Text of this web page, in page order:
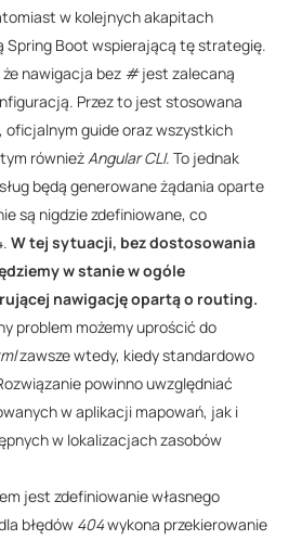
content=
type= "image/x-icon"
app-root>
javascript" src=
w kolejnych akapitach
Spring Boot wspierającą tę strategię.
nawigacja bez #jest zalecaną
Przez to jest stosowana
guide oraz wszystkich
również Angular CLI. To jednak
będą generowane żądania oparte
są nigdzie zdefiniowane, co
W tej sytuacji, bez dostosowania
w stanie w ogóle
nawigację opartą o routing.
problem możemy uprościć do
zawsze wtedy, kiedy standardowo
powinno uwzględniać
w aplikacji mapowań, jak i
w lokalizacjach zasobów
jest zdefiniowanie własnego
błędów 404wykona przekierowanie